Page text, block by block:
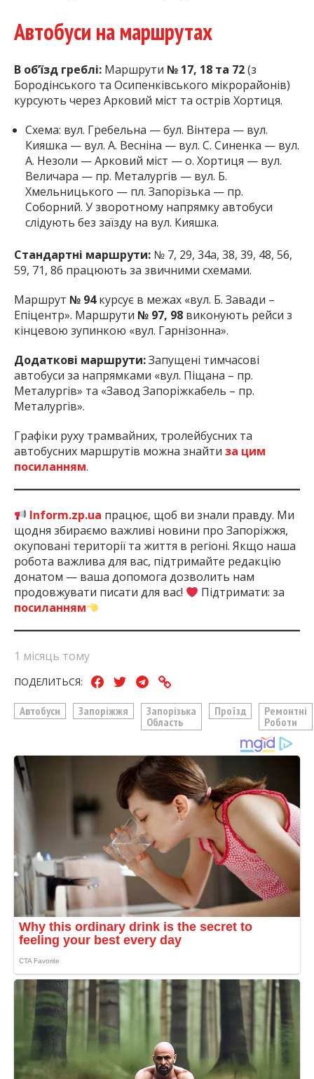
Автобуси на маршрутах
В об’їзд греблі: Маршрути № 17, 18 та 72(з
Бородінського та Осипенківського мікрорайонів)
курсують через Арковий міст та острів Хортиця.
Схема: вул. Гребельна — бул. Вінтера — вул.
Кияшка — вул. А. Весніна — вул. С. Синенка — вул.
А. Незоли — Арковий міст — о. Хортиця — вул.
Величара — пр. Металургів — вул. Б.
Хмельницького — пл. Запорізька — пр.
Соборний. У зворотному напрямку автобуси
слідують без заїзду на вул. Кияшка.
Стандартні маршрути: № 7, 29, 34а, 38, 39, 48, 56,
59, 71, 86 працюють за звичними схемами.
Маршрут № 94курсує в межах «вул. Б. Завади –
Епіцентр». Маршрути № 97, 98 виконують рейси з
кінцевою зупинкою «вул. Гарнізонна».
Додаткові маршрути:Запущені тимчасові
автобуси за напрямками «вул. Піщана – пр.
Металургів» та «Завод Запоріжкабель – пр.
Металургів».
Графіки руху трамвайних, тролейбусних та
автобусних маршрутів можна знайти за цим
посиланням.
Inform.zp.ua працює, щоб ви знали правду. Ми
щодня збираємо важливі новини про Запоріжжя,
окуповані території та життя в регіоні. Якщо наша
робота важлива для вас, підтримайте редакцію
донатом — ваша допомога дозволить нам
продовжувати писати для вас!
Підтримати: за
посиланням
1 місяць тому
ПОДЕЛИТЬСЯ:
Автобуси Запоріжжя
Запорізька
Область
Проїзд
Ремонтні
Роботи